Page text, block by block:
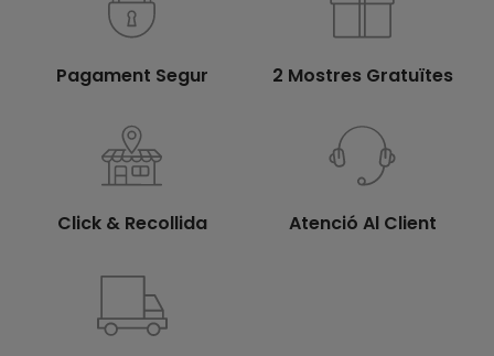
Pagament Segur 2 Mostres Gratuïtes
Click & Recollida Atenció Al Client